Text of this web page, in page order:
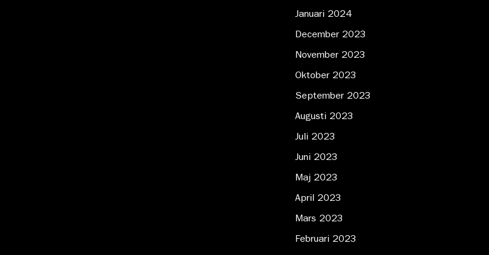
Januari 2024
December 2023
November 2023
Oktober 2023
September 2023
Augusti 2023
Juli 2023
Juni 2023
Maj 2023
April 2023
Mars 2023
Februari 2023